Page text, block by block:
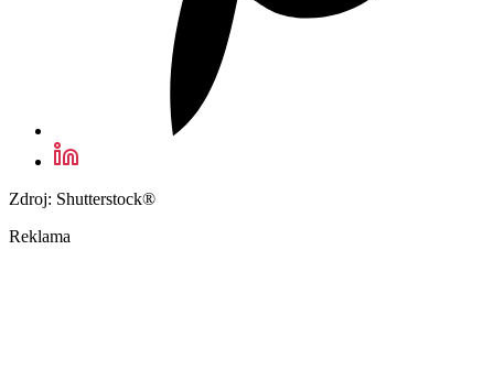
Zdroj: Shutterstock®
Reklama